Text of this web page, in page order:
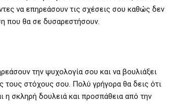
να επηρεάσουν τις σχέσεις σου καθώς δεν
που θα σε δυσαρεστήσουν.
την ψυχολογία σου και να βουλιάξει
τους στόχους σου. Πολύ γρήγορα θα δεις ότι
η σκληρή δουλειά και προσπάθεια από την